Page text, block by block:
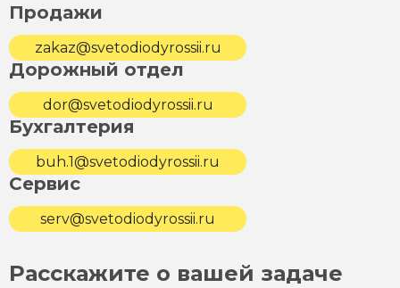
Продажи
zakaz@svetodiodyrossii.ru
Дорожный отдел
dor@svetodiodyrossii.ru
Бухгалтерия
buh.1@svetodiodyrossii.ru
Сервис
serv@svetodiodyrossii.ru
Расскажите о вашей задаче